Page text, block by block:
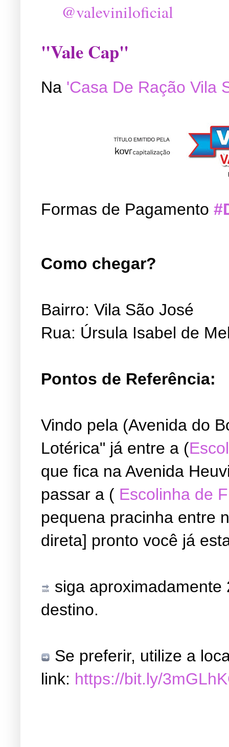
@valeviniloficial
"Vale Cap"
Na 'Casa De Ração Vila
Formas de Pagamento
Como chegar?
Bairro: Vila São José
Rua: Úrsula Isabel de
Pontos de Referência:
Vindo pela (Avenida do
Lotérica" já entre a (
que fica na Avenida
passar a ( Escolinha de
pequena pracinha entre
direta] pronto você já
siga
destino.
Se preferir, utilize a
link: https://bit.ly/